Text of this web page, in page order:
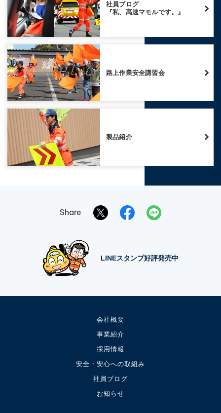
社員ブログ
『私、高速マモルです。』
路上作業安全講習会
製品紹介
Share
LINEスタンプ好評発売中
会社概要
事業紹介
採用情報
安全・安心への取組み
社員ブログ
お知らせ